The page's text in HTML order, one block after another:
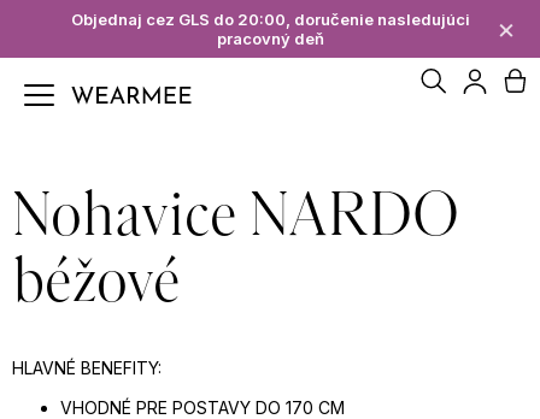
Objednaj cez GLS do 20:00, doručenie nasledujúci
pracovný deň
×
Hľadať
Nohavice NARDO
béžové
HLAVNÉ BENEFITY:
VHODNÉ PRE POSTAVY DO 170 CM
k
Späť
Späť
o
p
o
t